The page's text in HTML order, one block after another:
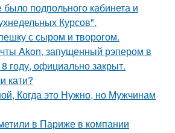
было подпольного кабинета и
Курсов".
с сыром и творогом.
Akon, запущенный рэпером в
году, официально закрыт.
кати?
Когда это Нужно, но Мужчинам
в Париже в компании